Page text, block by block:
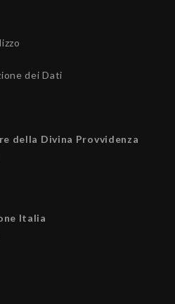
dei Dati
della Divina Provvidenza
Italia